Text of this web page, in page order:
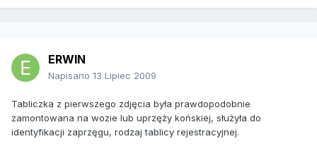
ERWIN
Napisano 13 Lipiec 2009
Tabliczka z pierwszego zdjęcia była prawdopodobnie
zamontowana na wozie lub uprzęży końskiej, służyła do
identyfikacji zaprzęgu, rodzaj tablicy rejestracyjnej.